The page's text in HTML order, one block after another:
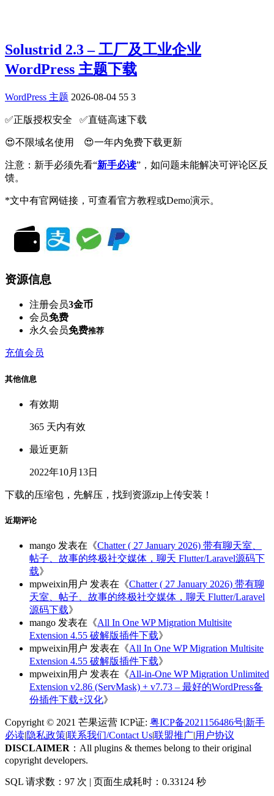
Solustrid 2.3 – 工厂及工业企业
WordPress 主题下载
WordPress 主题 2026-08-04 55 3
✅️正版授权安全 ✅️直链高速下载
😍不限域名使用 😍一年内免费下载更新
注意：新手必须先看“新手必读”，如问题未能解决可评论区反
馈。
*文中有官网链接，可查看官方教程或Demo演示。
资源信息
注册会员3金币
会员免费
永久会员免费推荐
充值会员
其他信息
有效期
365 天内有效
最近更新
2022年10月13日
下载的压缩包，先解压，找到资源zip上传安装！
近期评论
mango 发表在《Chatter ( 27 January 2026) 带有聊天室、
帖子、故事的终极社交媒体，聊天 Flutter/Laravel源码下
载》
mpweixin用户 发表在《Chatter ( 27 January 2026) 带有聊
天室、帖子、故事的终极社交媒体，聊天 Flutter/Laravel
源码下载》
mango 发表在《All In One WP Migration Multisite
Extension 4.55 破解版插件下载》
mpweixin用户 发表在《All In One WP Migration Multisite
Extension 4.55 破解版插件下载》
mpweixin用户 发表在《All-in-One WP Migration Unlimited
Extension v2.86 (ServMask) + v7.73 – 最好的WordPress备
份插件下载+汉化》
Copyright © 2021 芒果运营 ICP证: 粤ICP备2021156486号|新手
必读|隐私政策|联系我们/Contact Us|联盟推广|用户协议
DISCLAIMER ：All plugins & themes belong to their original
copyright developers.
SQL 请求数：97 次 | 页面生成耗时：0.33124 秒